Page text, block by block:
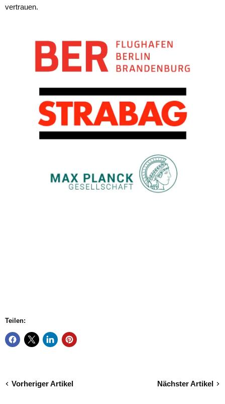
vertrauen.
Teilen:
Vorheriger Artikel Nächster Artikel